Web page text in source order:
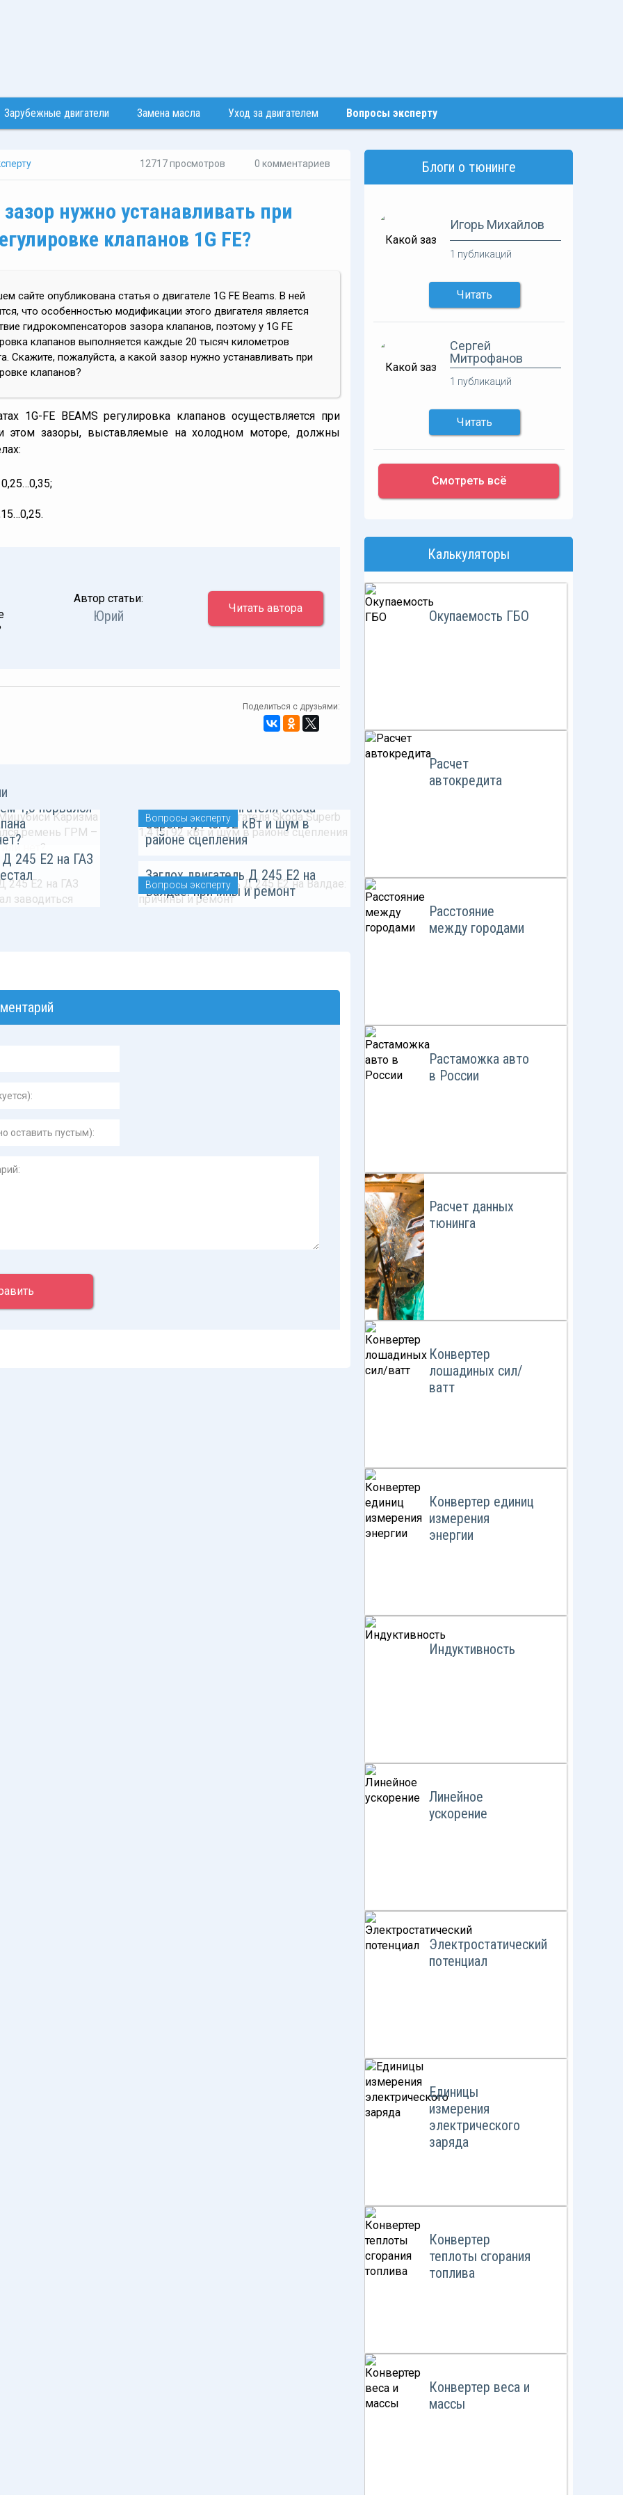
Зарубежные двигатели Замена масла Уход за двигателем Вопросы эксперту
12717 просмотров 0 комментариев
нужно устанавливать при
клапанов 1G FE?
сайте опубликована статья о двигателе 1G FE Beams. В ней
что особенностью модификации этого двигателя является
гидрокомпенсаторов зазора клапанов, поэтому у 1G FE
клапанов выполняется каждые 20 тысяч километров
Скажите, пожалуйста, а какой зазор нужно устанавливать при
клапанов?
1G-FE BEAMS регулировка клапанов осуществляется при
зазоры, выставляемые на холодном моторе, должны
Автор статьи:
Юрий Читать автора
Поделиться с друзьями:
1,8 порвался
Вопросы эксперту
Надежность двигателя Skoda
Superb 1,4 tsi 92 кВт и шум в
районе сцепления
245 Е2 на ГАЗ
Вопросы эксперту
Заглох двигатель Д 245 Е2 на
Валдае: причины и ремонт
Блоги о тюнинге
Игорь Михайлов
1 публикаций
Читать
Сергей
Митрофанов
1 публикаций
Читать
Смотреть всё
Калькуляторы
Окупаемость ГБО
Расчет
автокредита
Расстояние
между городами
Растаможка авто
в России
Расчет данных
тюнинга
Конвертер
лошадиных сил/
ватт
Конвертер единиц
измерения
энергии
Индуктивность
Линейное
ускорение
Электростатический
потенциал
Единицы
измерения
электрического
заряда
Конвертер
теплоты сгорания
топлива
Конвертер веса и
массы